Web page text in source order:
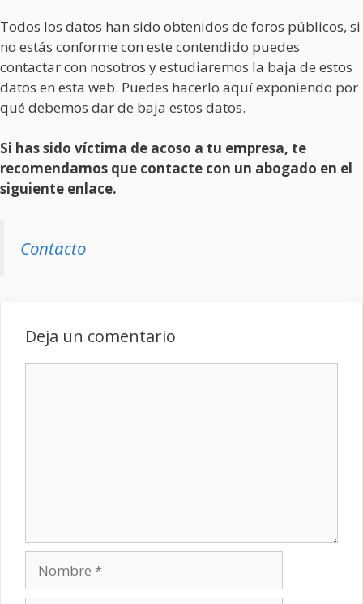
Todos los datos han sido obtenidos de foros públicos, si
no estás conforme con este contendido puedes
contactar con nosotros y estudiaremos la baja de estos
datos en esta web. Puedes hacerlo aquí exponiendo por
qué debemos dar de baja estos datos.
Si has sido víctima de acoso a tu empresa, te
recomendamos que contacte con un abogado en el
siguiente enlace.
Contacto
Deja un comentario